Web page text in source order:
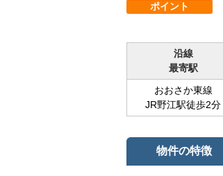
ポイント
沿線
最寄駅
おおさか東線
JR野江駅徒歩2分
物件の特徴